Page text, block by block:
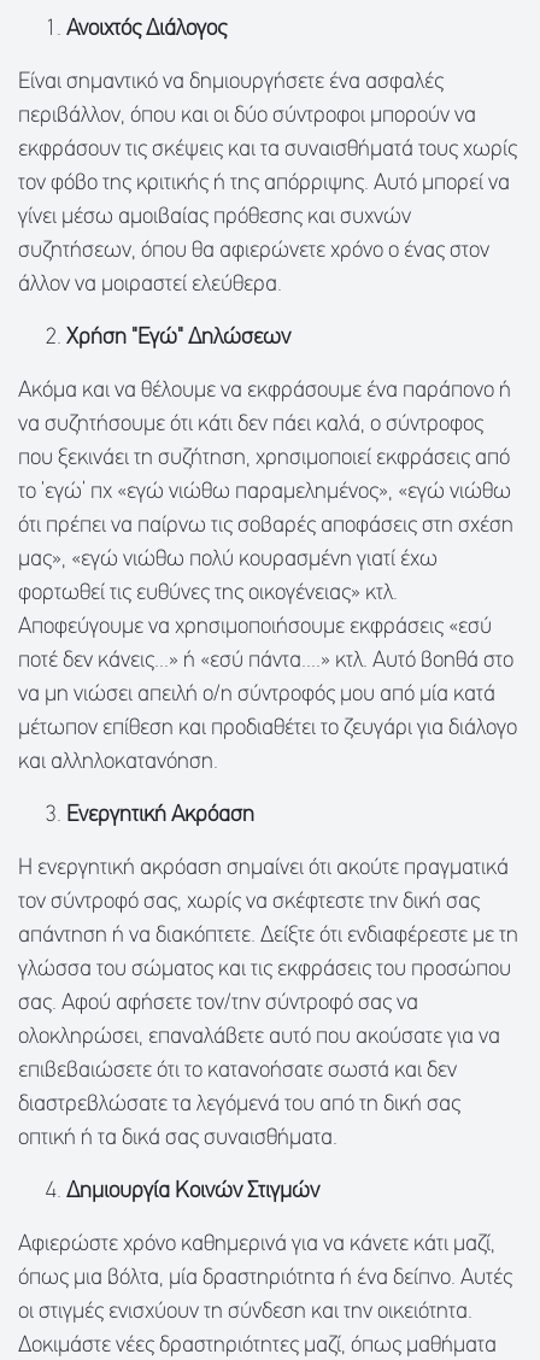
Ανοιχτός Διάλογος
Είναι σημαντικό να δημιουργήσετε ένα ασφαλές
περιβάλλον, όπου και οι δύο σύντροφοι μπορούν να
εκφράσουν τις σκέψεις και τα συναισθήματά τους χωρίς
τον φόβο της κριτικής ή της απόρριψης. Αυτό μπορεί να
γίνει μέσω αμοιβαίας πρόθεσης και συχνών
συζητήσεων, όπου θα αφιερώνετε χρόνο ο ένας στον
άλλον να μοιραστεί ελεύθερα.
Χρήση "Εγώ" Δηλώσεων
Ακόμα και να θέλουμε να εκφράσουμε ένα παράπονο ή
να συζητήσουμε ότι κάτι δεν πάει καλά, ο σύντροφος
που ξεκινάει τη συζήτηση, χρησιμοποιεί εκφράσεις από
το ‘εγώ’ πχ «εγώ νιώθω παραμελημένος», «εγώ νιώθω
ότι πρέπει να παίρνω τις σοβαρές αποφάσεις στη σχέση
μας», «εγώ νιώθω πολύ κουρασμένη γιατί έχω
φορτωθεί τις ευθύνες της οικογένειας» κτλ.
Αποφεύγουμε να χρησιμοποιήσουμε εκφράσεις «εσύ
ποτέ δεν κάνεις...» ή «εσύ πάντα....» κτλ. Αυτό βοηθά στο
να μη νιώσει απειλή ο/η σύντροφός μου από μία κατά
μέτωπον επίθεση και προδιαθέτει το ζευγάρι για διάλογο
και αλληλοκατανόηση.
Ενεργητική Ακρόαση
Η ενεργητική ακρόαση σημαίνει ότι ακούτε πραγματικά
τον σύντροφό σας, χωρίς να σκέφτεστε την δική σας
απάντηση ή να διακόπτετε. Δείξτε ότι ενδιαφέρεστε με τη
γλώσσα του σώματος και τις εκφράσεις του προσώπου
σας. Αφού αφήσετε τον/την σύντροφό σας να
ολοκληρώσει, επαναλάβετε αυτό που ακούσατε για να
επιβεβαιώσετε ότι το κατανοήσατε σωστά και δεν
διαστρεβλώσατε τα λεγόμενά του από τη δική σας
οπτική ή τα δικά σας συναισθήματα.
Δημιουργία Κοινών Στιγμών
Αφιερώστε χρόνο καθημερινά για να κάνετε κάτι μαζί,
όπως μια βόλτα, μία δραστηριότητα ή ένα δείπνο. Αυτές
οι στιγμές ενισχύουν τη σύνδεση και την οικειότητα.
Δοκιμάστε νέες δραστηριότητες μαζί, όπως μαθήματα